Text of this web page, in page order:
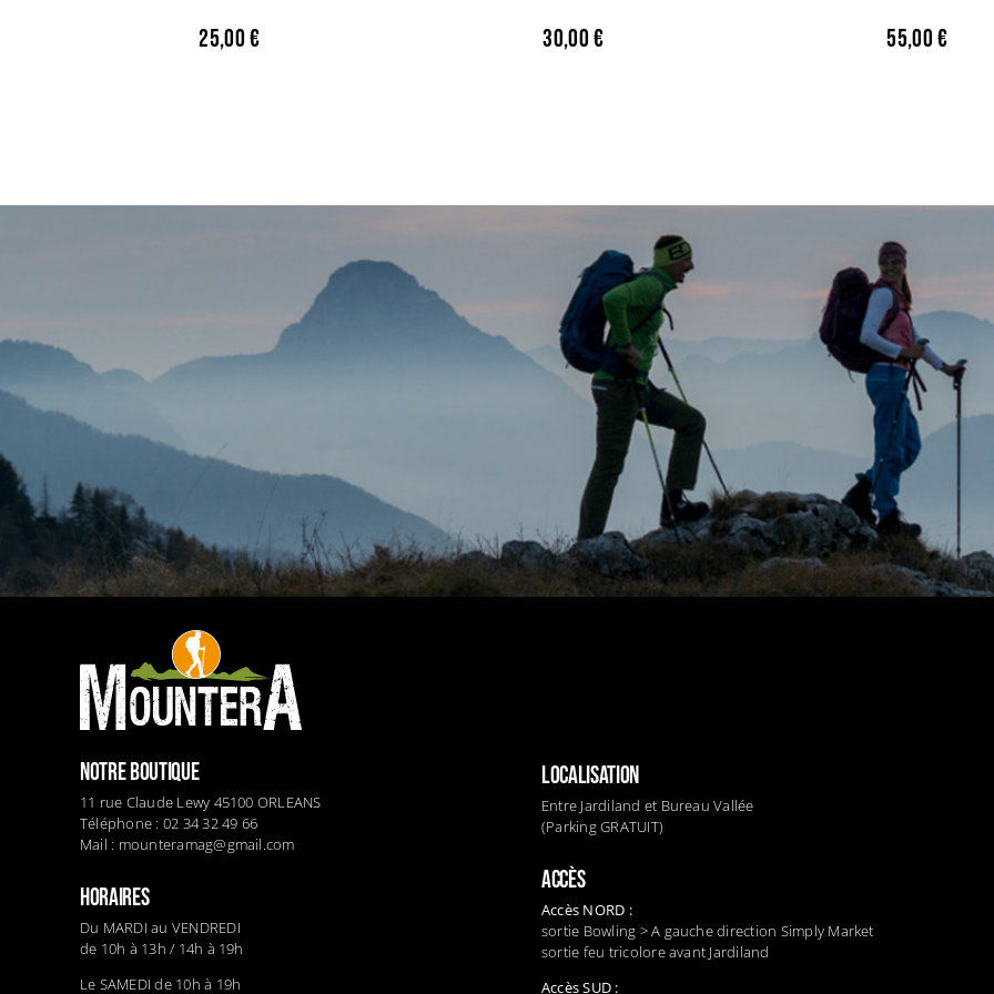
25,00€ 30,00€ 55,00€
NOTRE BOUTIQUE
11 rue Claude Lewy 45100 ORLEANS
Téléphone : 02 34 32 49 66
Mail : mounteramag@gmail.com
HORAIRES
Du MARDI au VENDREDI
de 10h à 13h / 14h à 19h
Le SAMEDI de 10h à 19h
LOCALISATION
Entre Jardiland et Bureau Vallée
(Parking GRATUIT)
ACCÈS
Accès NORD :
sortie Bowling > A gauche direction Simply Market
sortie feu tricolore avant Jardiland
Accès SUD :